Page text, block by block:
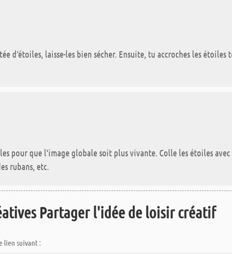
d‘étoiles, laisse-les bien sécher. Ensuite, tu accroches les
pour que l‘image globale soit plus vivante. Colle les étoiles
rubans, etc.
Partager l'idée de loisir créatif
lien suivant :